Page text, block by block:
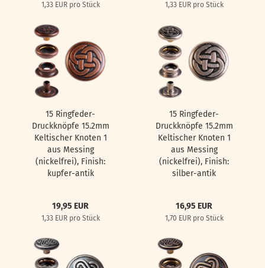
1,33 EUR pro Stück 1,33 EUR pro Stück
15 Ringfeder-
Druckknöpfe 15.2mm
Keltischer Knoten 1
aus Messing
(nickelfrei), Finish:
kupfer-antik
19,95 EUR
1,33 EUR pro Stück
15 Ringfeder-
Druckknöpfe 15.2mm
Keltischer Knoten 1
aus Messing
(nickelfrei), Finish:
silber-antik
16,95 EUR
1,70 EUR pro Stück